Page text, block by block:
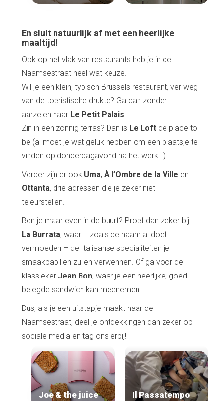
En sluit natuurlijk af met een heerlijke
maaltijd!
Ook op het vlak van restaurants heb je in de
Naamsestraat heel wat keuze.
Wil je een klein, typisch Brussels restaurant, ver weg
van de toeristische drukte? Ga dan zonder
aarzelen naar Le Petit Palais.
Zin in een zonnig terras? Dan is Le Loft de place to
be (al moet je wat geluk hebben om een plaatsje te
vinden op donderdagavond na het werk…).
Verder zijn er ook Uma,À l’Ombre de la Ville en
Ottanta, drie adressen die je zeker niet
teleurstellen.
Ben je maar even in de buurt? Proef dan zeker bij
La Burrata, waar – zoals de naam al doet
vermoeden – de Italiaanse specialiteiten je
smaakpapillen zullen verwennen. Of ga voor de
klassieker Jean Bon, waar je een heerlijke, goed
belegde sandwich kan meenemen.
Dus, als je een uitstapje maakt naar de
Naamsestraat, deel je ontdekkingen dan zeker op
sociale media en tag ons erbij!
Joe & the juice Il Passatempo